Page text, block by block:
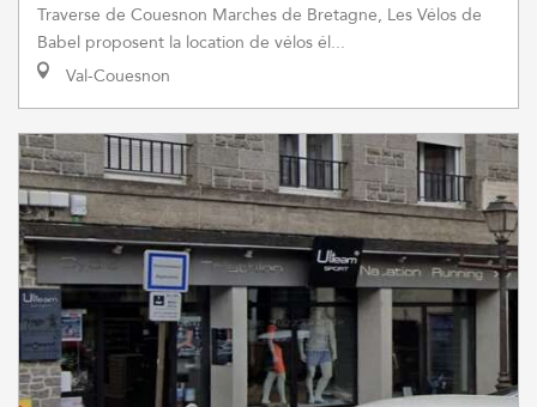
Traverse de Couesnon Marches de Bretagne, Les Vélos de
Babel proposent la location de vélos él...
Val-Couesnon